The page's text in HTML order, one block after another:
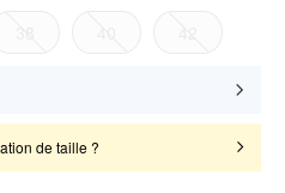
de taille ?